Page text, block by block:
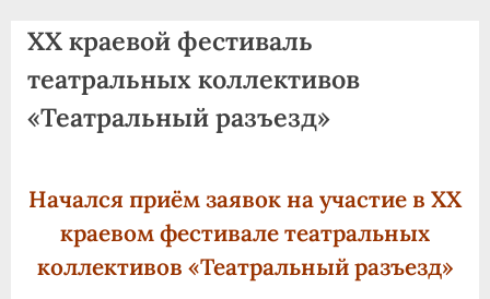
тел./
(3852)
59
XX краевой фестиваль
театральных коллективов
«Театральный разъезд»
Начался приём заявок на участие в XX
краевом фестивале театральных
коллективов «Театральный разъезд»